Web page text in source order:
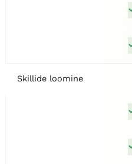
Skillide loomine